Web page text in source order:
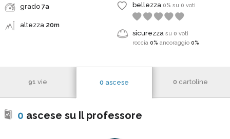
grado 7a
altezza 20m
bellezza 0%su 0voti
sicurezzasu 0voti
roccia0% ancoraggio0%
91vie 0 ascese 0 cartoline
0 ascese su Il professore